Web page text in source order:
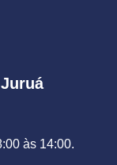
às 14:00.